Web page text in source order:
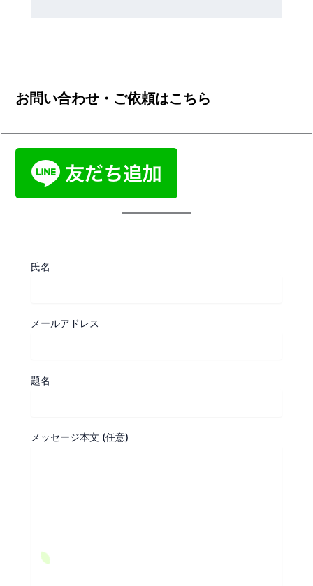
お問い合わせ・ご依頼はこちら
氏名
メールアドレス
題名
メッセージ本文 (任意)